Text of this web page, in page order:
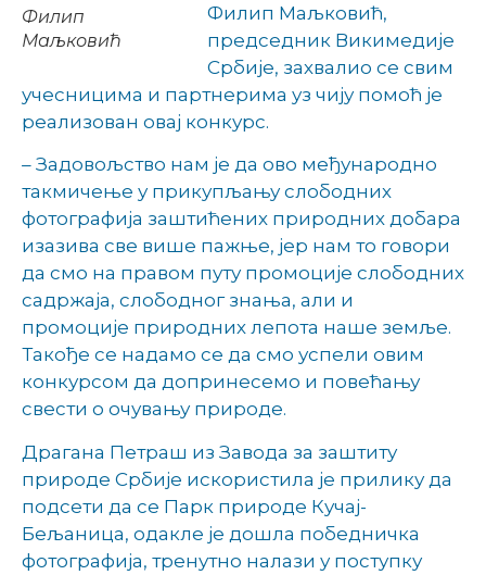
Филип
Маљковић
Филип Маљковић,
председник Викимедије
Србије, захвалио се свим
учесницима и партнерима уз чију помоћ је
реализован овај конкурс.
– Задовољство нам је да ово међународно
такмичење у прикупљању слободних
фотографија заштићених природних добара
изазива све више пажње, јер нам то говори
да смо на правом путу промоције слободних
садржаја, слободног знања, али и
промоције природних лепота наше земље.
Такође се надамо се да смо успели овим
конкурсом да допринесемо и повећању
свести о очувању природе.
Драгана Петраш из Завода за заштиту
природе Србије искористила је прилику да
подсети да се Парк природе Кучај-
Бељаница, одакле је дошла победничка
фотографија, тренутно налази у поступку